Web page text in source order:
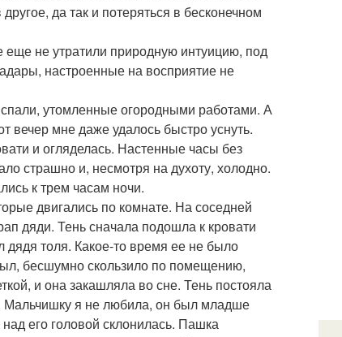
да так и потеряться в бесконечном
не утратили природную интуицию, под
настроенные на восприятие не
утомленные огородными работами. А
вечер мне даже удалось быстро уснуть.
и огляделась. Настенные часы без
страшно и, несмотря на духоту, холодно.
к трем часам ночи.
двигались по комнате. На соседней
дяди. Тень сначала подошла к кровати
дядя толя. Какое-то время ее не было
бесшумно скользило по помещению,
и она закашляла во сне. Тень постояла
Мальчишку я не любила, он был младше
его головой склонилась. Пашка